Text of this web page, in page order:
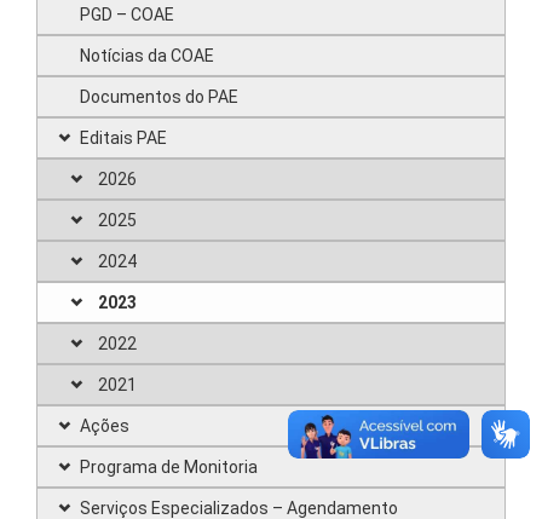
PGD – COAE
Notícias da COAE
Documentos do PAE
Editais PAE
2026
2025
2024
2023
2022
2021
Ações
Programa de Monitoria
Serviços Especializados – Agendamento